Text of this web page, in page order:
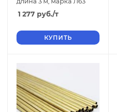
1 277 руб./т
КУПИТЬ